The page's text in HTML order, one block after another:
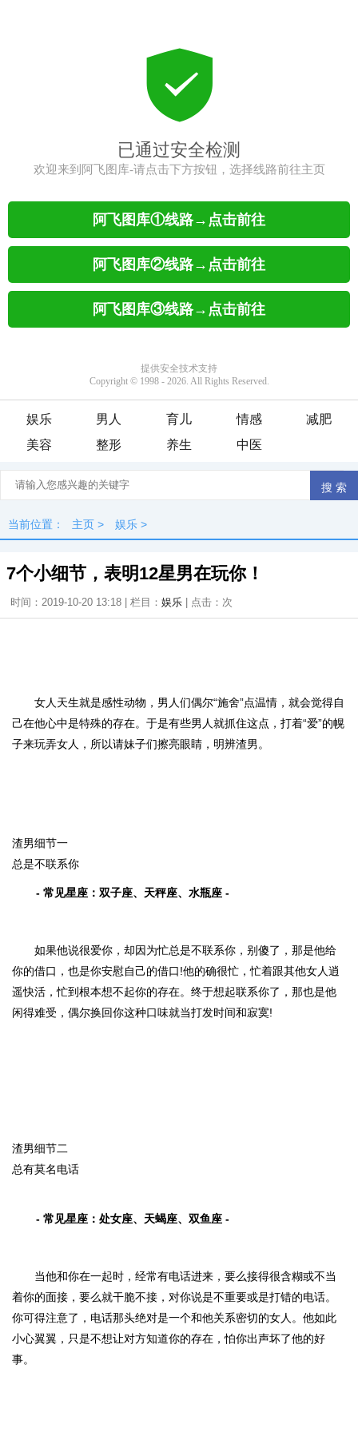
娱乐 男人 育儿 情感
减肥
美容
整形 养生 中医
当前位置： 主页 > 娱乐 >
7个小细节，表明12星男在玩你！
时间：2019-10-20 13:18 | 栏目： 娱乐 | 点击： 次
女人天生就是感性动物，男人们偶尔“施舍”点温情，就会觉得自
己在他心中是特殊的存在。于是有些男人就抓住这点，打着“爱”的幌
子来玩弄女人，所以请妹子们擦亮眼睛，明辨渣男。
渣男细节一
总是不联系你
- 常见星座：双子座、天秤座、水瓶座 -
如果他说很爱你，却因为忙总是不联系你，别傻了，那是他给
你的借口，也是你安慰自己的借口!他的确很忙，忙着跟其他女人逍
遥快活，忙到根本想不起你的存在。终于想起联系你了，那也是他
闲得难受，偶尔换回你这种口味就当打发时间和寂寞!
渣男细节二
总有莫名电话
- 常见星座： 处女座、天蝎座、双鱼座 -
当他和你在一起时，经常有电话进来，要么接得很含糊或不当
着你的面接，要么就干脆不接，对你说是不重要或是打错的电话。
你可得注意了，电话那头绝对是一个和他关系密切的女人。他如此
小心翼翼，只是不想让对方知道你的存在，怕你出声坏了他的好
事。